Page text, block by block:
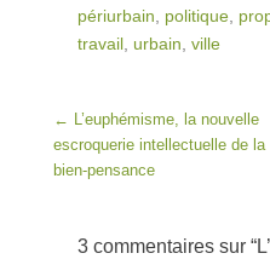
périurbain, politique,
travail, urbain, ville
Post navigation
← L’euphémisme, la nouvelle
escroquerie intellectuelle de la
bien-pensance
3 commentaires sur “